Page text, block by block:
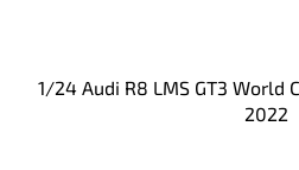
1/24 Audi R8 LMS GT3 World
2022